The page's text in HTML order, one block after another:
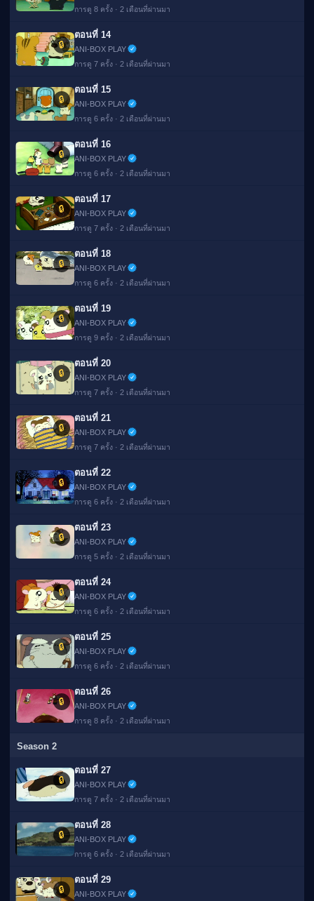
การดู 8 ครั้ง · 2 เดือนที่ผ่านมา
🔒
ตอนที่ 14
ANI-BOX PLAY
การดู 7 ครั้ง · 2 เดือนที่ผ่านมา
🔒
ตอนที่ 15
ANI-BOX PLAY
การดู 6 ครั้ง · 2 เดือนที่ผ่านมา
🔒
ตอนที่ 16
ANI-BOX PLAY
การดู 6 ครั้ง · 2 เดือนที่ผ่านมา
🔒
ตอนที่ 17
ANI-BOX PLAY
การดู 7 ครั้ง · 2 เดือนที่ผ่านมา
🔒
ตอนที่ 18
ANI-BOX PLAY
การดู 6 ครั้ง · 2 เดือนที่ผ่านมา
🔒
ตอนที่ 19
ANI-BOX PLAY
การดู 9 ครั้ง · 2 เดือนที่ผ่านมา
🔒
ตอนที่ 20
ANI-BOX PLAY
การดู 7 ครั้ง · 2 เดือนที่ผ่านมา
🔒
ตอนที่ 21
ANI-BOX PLAY
การดู 7 ครั้ง · 2 เดือนที่ผ่านมา
🔒
ตอนที่ 22
ANI-BOX PLAY
การดู 6 ครั้ง · 2 เดือนที่ผ่านมา
🔒
ตอนที่ 23
ANI-BOX PLAY
การดู 5 ครั้ง · 2 เดือนที่ผ่านมา
🔒
ตอนที่ 24
ANI-BOX PLAY
การดู 6 ครั้ง · 2 เดือนที่ผ่านมา
🔒
ตอนที่ 25
ANI-BOX PLAY
การดู 6 ครั้ง · 2 เดือนที่ผ่านมา
🔒
ตอนที่ 26
ANI-BOX PLAY
การดู 8 ครั้ง · 2 เดือนที่ผ่านมา
Season 2
🔒
ตอนที่ 27
ANI-BOX PLAY
การดู 7 ครั้ง · 2 เดือนที่ผ่านมา
🔒
ตอนที่ 28
ANI-BOX PLAY
การดู 6 ครั้ง · 2 เดือนที่ผ่านมา
🔒
ตอนที่ 29
ANI-BOX PLAY